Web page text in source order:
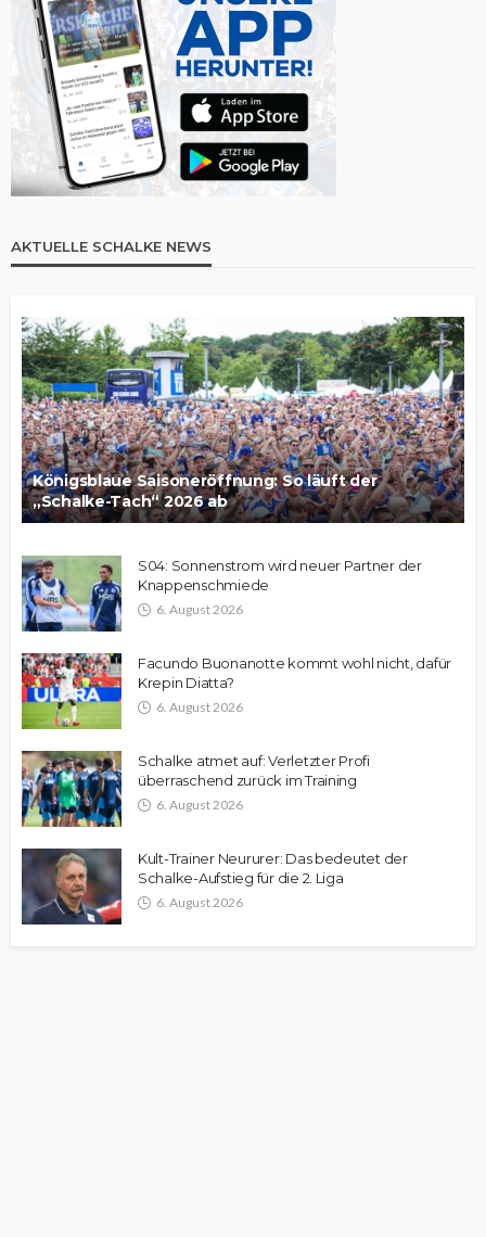
AKTUELLE SCHALKE NEWS
Königsblaue Saisoneröffnung: So läuft der
„Schalke-Tach“ 2026 ab
S04: Sonnenstrom wird neuer Partner der
Knappenschmiede
6. August 2026
Facundo Buonanotte kommt wohl nicht, dafür
Krepin Diatta?
6. August 2026
Schalke atmet auf: Verletzter Profi
überraschend zurück im Training
6. August 2026
Kult-Trainer Neururer: Das bedeutet der
Schalke-Aufstieg für die 2. Liga
6. August 2026